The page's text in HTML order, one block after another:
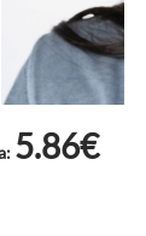
5.86€